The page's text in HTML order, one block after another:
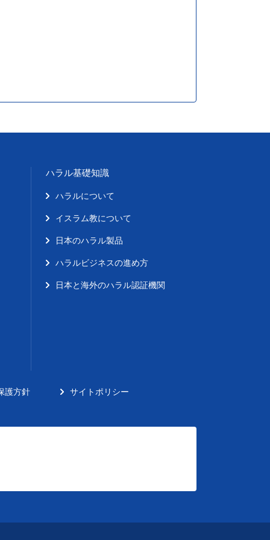
ハラル基礎知識
ハラルについて
イスラム教について
日本のハラル製品
ハラルビジネスの進め方
日本と海外のハラル認証機関
護方針 サイトポリシー